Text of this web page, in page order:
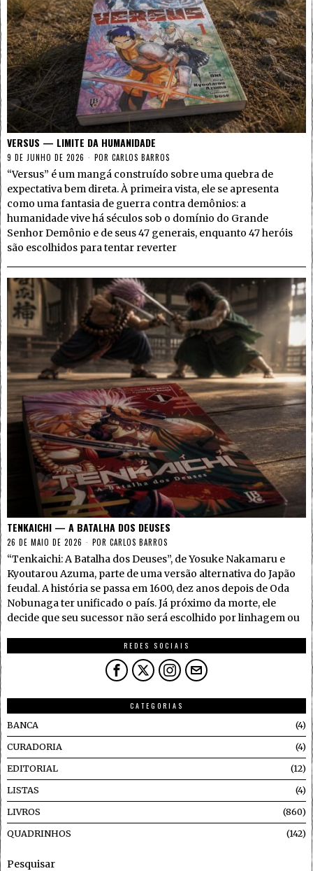
VERSUS — LIMITE DA HUMANIDADE
9 DE JUNHO DE 2026 POR CARLOS BARROS
“Versus” é um mangá construído sobre uma quebra de
expectativa bem direta. À primeira vista, ele se apresenta
como uma fantasia de guerra contra demônios: a
humanidade vive há séculos sob o domínio do Grande
Senhor Demônio e de seus 47 generais, enquanto 47 heróis
são escolhidos para tentar reverter
TENKAICHI — A BATALHA DOS DEUSES
26 DE MAIO DE 2026 POR CARLOS BARROS
“Tenkaichi: A Batalha dos Deuses”, de Yosuke Nakamaru e
Kyoutarou Azuma, parte de uma versão alternativa do Japão
feudal. A história se passa em 1600, dez anos depois de Oda
Nobunaga ter unificado o país. Já próximo da morte, ele
decide que seu sucessor não será escolhido por linhagem ou
REDES SOCIAIS
CATEGORIAS
BANCA
4
CURADORIA 4
EDITORIAL 12
LISTAS 4
LIVROS 860
QUADRINHOS 142
Pesquisar